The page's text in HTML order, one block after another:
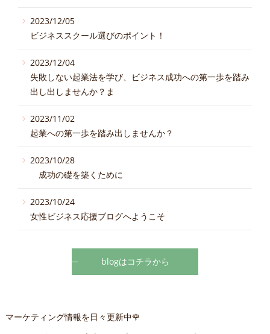
2023/12/05
ビジネススクール選びのポイント！
2023/12/04
失敗しない起業法を学び、ビジネス成功への第一歩を踏み
出し出しませんか？ま
2023/11/02
起業への第一歩を踏み出しませんか？
2023/10/28
成功の礎を築くために
2023/10/24
女性ビジネス応援ブログへようこそ
blogはコチラから
マーケティング情報を日々更新中🌹